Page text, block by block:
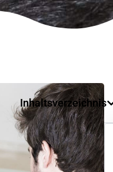
Inhaltsverzeichnis